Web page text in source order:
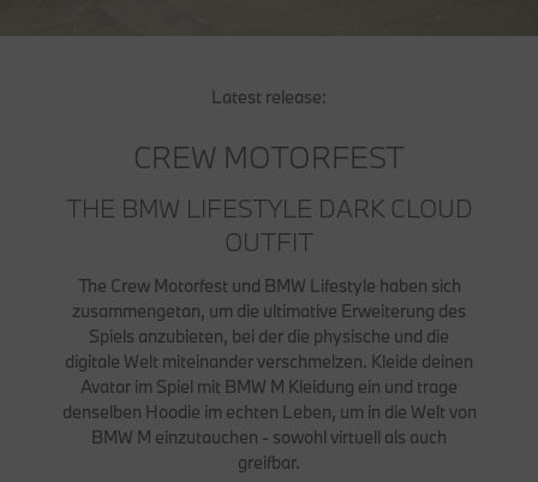
Latest release:
CREW MOTORFEST
THE BMW LIFESTYLE DARK CLOUD
OUTFIT
The Crew Motorfest und BMW Lifestyle haben sich
zusammengetan, um die ultimative Erweiterung des
Spiels anzubieten, bei der die physische und die
digitale Welt miteinander verschmelzen. Kleide deinen
Avatar im Spiel mit BMW M Kleidung ein und trage
denselben Hoodie im echten Leben, um in die Welt von
BMW M einzutauchen - sowohl virtuell als auch
greifbar.